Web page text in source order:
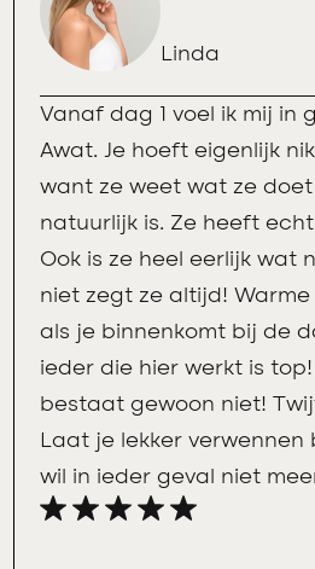
Linda
Vanaf dag 1 voel ik mij in
Awat. Je hoeft eigenlijk
want ze weet wat ze
natuurlijk is. Ze heeft
Ook is ze heel eerlijk wat
niet zegt ze altijd! Warme
als je binnenkomt bij de
ieder die hier werkt is
bestaat gewoon niet!
Laat je lekker verwennen
wil in ieder geval niet